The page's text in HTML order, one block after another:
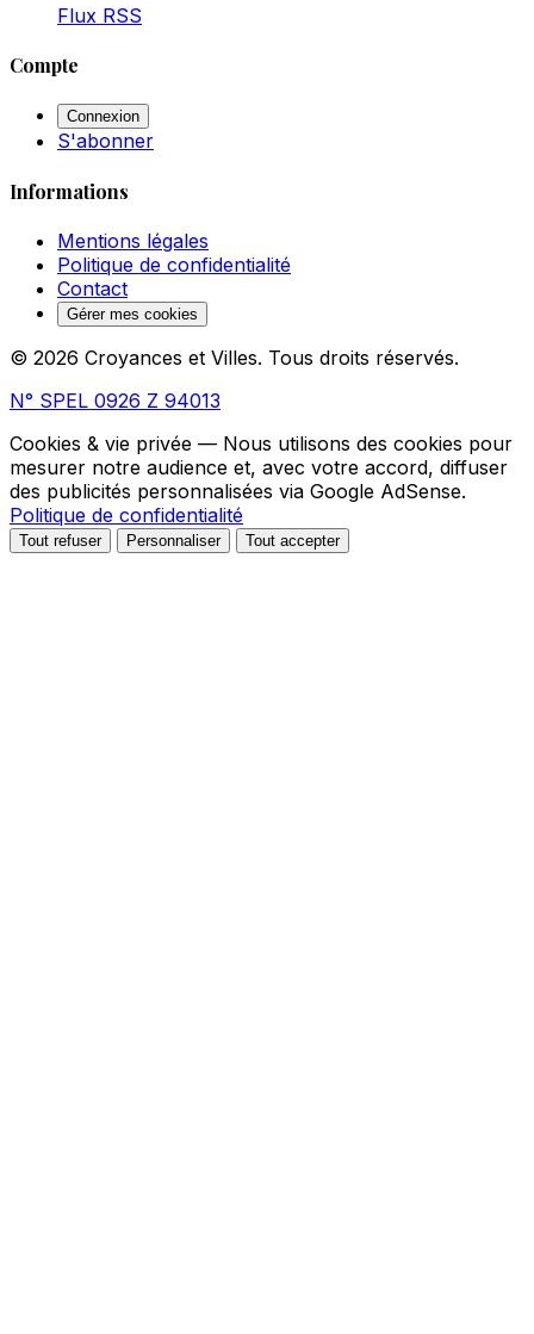
Flux RSS
Compte
Connexion
S'abonner
Informations
Mentions légales
Politique de confidentialité
Contact
Gérer mes cookies
© 2026 Croyances et Villes. Tous droits réservés.
N° SPEL 0926 Z 94013
Cookies & vie privée — Nous utilisons des cookies pour
mesurer notre audience et, avec votre accord, diffuser
des publicités personnalisées via Google AdSense.
Politique de confidentialité
Tout refuser Personnaliser Tout accepter